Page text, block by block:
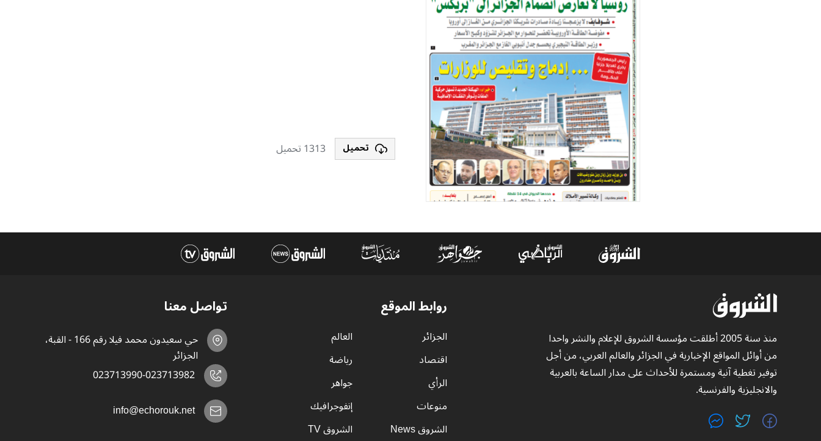
تحميل 1313 تحميل
منذ سنة 2005 أطلقت مؤسسة الشروق للإعلام والنشر واحدا
من أوائل المواقع الإخبارية في الجزائر والعالم العربي، من أجل
توفير تغطية آنية ومستمرة للأحداث على مدار الساعة بالعربية
والانجليزية والفرنسية.
روابط الموقع
الجزائر
العالم
اقتصاد
رياضة
الرأي
جواهر
منوعات
إنفوجرافيك
الشروق News
الشروق TV
تواصل معنا
حي سعيدون محمد فيلا رقم 166 - القبة،
الجزائر
023713990-023713982
info@echorouk.net